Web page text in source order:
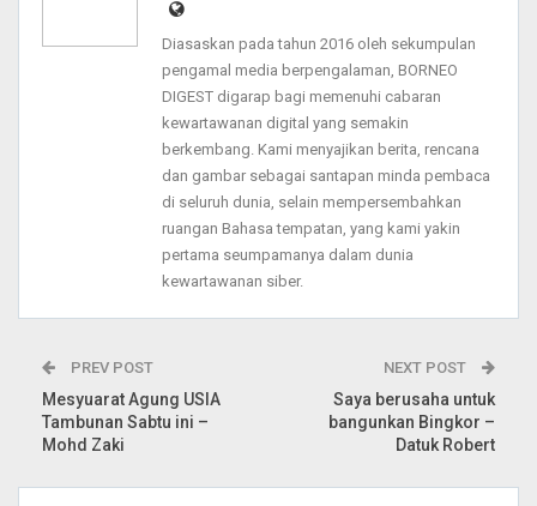
Diasaskan pada tahun 2016 oleh sekumpulan
pengamal media berpengalaman, BORNEO
DIGEST digarap bagi memenuhi cabaran
kewartawanan digital yang semakin
berkembang. Kami menyajikan berita, rencana
dan gambar sebagai santapan minda pembaca
di seluruh dunia, selain mempersembahkan
ruangan Bahasa tempatan, yang kami yakin
pertama seumpamanya dalam dunia
kewartawanan siber.
PREV POST
Mesyuarat Agung USIA
Tambunan Sabtu ini –
Mohd Zaki
NEXT POST
Saya berusaha untuk
bangunkan Bingkor –
Datuk Robert